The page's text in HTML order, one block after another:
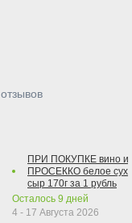
отзывов
ПРИ ПОКУПКЕ вино
ПРОСЕККО белое
сыр 170г за 1 рубль
Осталось 9 дней
4 - 17 Августа 2026